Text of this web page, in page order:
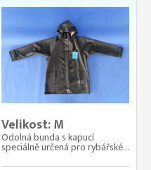
Velikost: M
Odolná bunda s kapucí
speciálně určená pro rybářské...